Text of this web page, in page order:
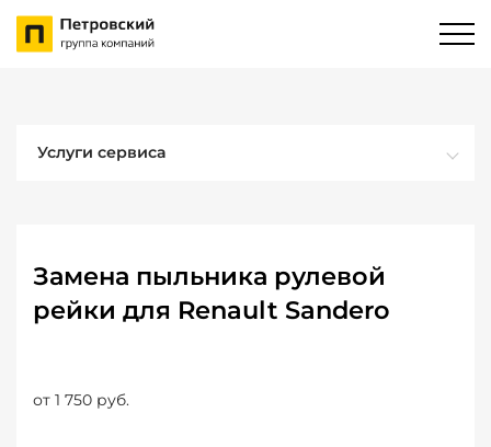
Услуги сервиса
Замена пыльника рулевой
рейки для Renault Sandero
от 1 750 руб.